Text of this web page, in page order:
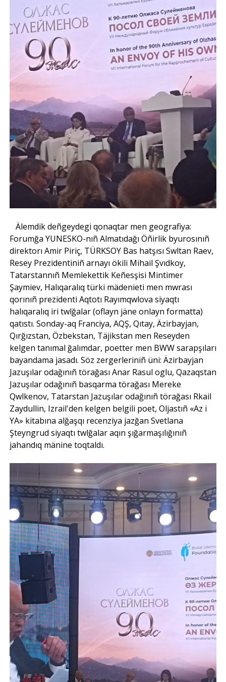
Älemdik deñgeydegi qonaqtar men geografiya:
Forumğa YUNESKO-nıñ Almatıdağı Öñirlik byurosınıñ
direktorı Amir Piriç, TÜRKSOY Bas hatşısı Swltan Raev,
Resey Prezidentiniñ arnayı ökili Mihail Şvıdkoy,
Tatarstannıñ Memlekettik Keñesşisi Mintimer
Şaymiev, Halıqaralıq türki mädenieti men mwrası
qorınıñ prezidenti Aqtotı Rayımqwlova siyaqtı
halıqaralıq iri twlğalar (oflayn jäne onlayn formatta)
qatıstı. Sonday-aq Franciya, AQŞ, Qıtay, Äzirbayjan,
Qırğızstan, Özbekstan, Täjikstan men Reseyden
kelgen tanımal ğalımdar, poetter men BWW sarapşıları
bayandama jasadı. Söz zergerleriniñ üni: Äzirbayjan
Jazuşılar odağınıñ törağası Anar Rasul oglu, Qazaqstan
Jazuşılar odağınıñ basqarma törağası Mereke
Qwlkenov, Tatarstan Jazuşılar odağınıñ törağası Rkail
Zaydullin, Izrail'den kelgen belgili poet, Oljastıñ «Az i
YA» kitabına alğaşqı recenziya jazğan Svetlana
Şteyngrud siyaqtı twlğalar aqın şığarmaşılığınıñ
jahandıq mänine toqtaldı.